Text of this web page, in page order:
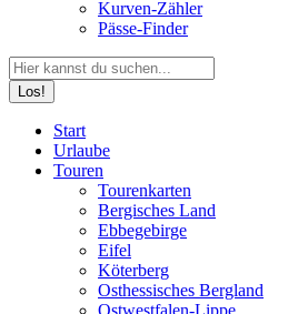
Kurven-Zähler
Pässe-Finder
Search:
page
opens
page
opens
page
opens
Start
Urlaube
Touren
Tourenkarten
Bergisches Land
Ebbegebirge
Eifel
Köterberg
Osthessisches Bergland
Ostwestfalen-Lippe